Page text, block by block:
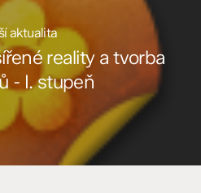
aktualita
reality a tvorba
- I. stupeň